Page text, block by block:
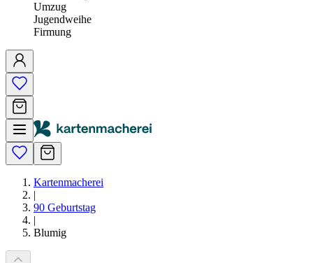
Umzug
Jugendweihe
Firmung
Kartenmacherei
|
90 Geburtstag
|
Blumig